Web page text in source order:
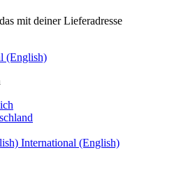
mit deiner Lieferadresse
(English)
International (English)